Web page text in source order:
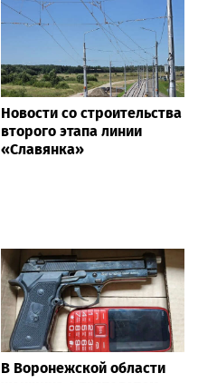
Новости со строительства
второго этапа линии
«Славянка»
В Воронежской области